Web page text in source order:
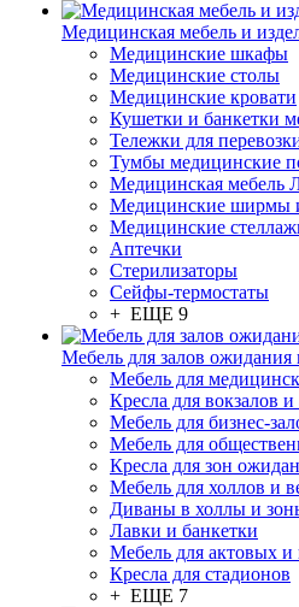
Медицинская мебель и
Медицинские шкафы
Медицинские столы
Медицинские кровати
Кушетки и банкетки
Тележки для
Тумбы медицинские
Медицинская мебель
Медицинские ширмы
Медицинские
Аптечки
Стерилизаторы
Сейфы-термостаты
+ ЕЩЕ 9
Мебель для залов ожидания
Мебель для
Кресла для вокзалов и
Мебель для бизнес-
Мебель для
Кресла для зон
Мебель для холлов и
Диваны в холлы и
Лавки и банкетки
Мебель для актовых и
Кресла для стадионов
+ ЕЩЕ 7